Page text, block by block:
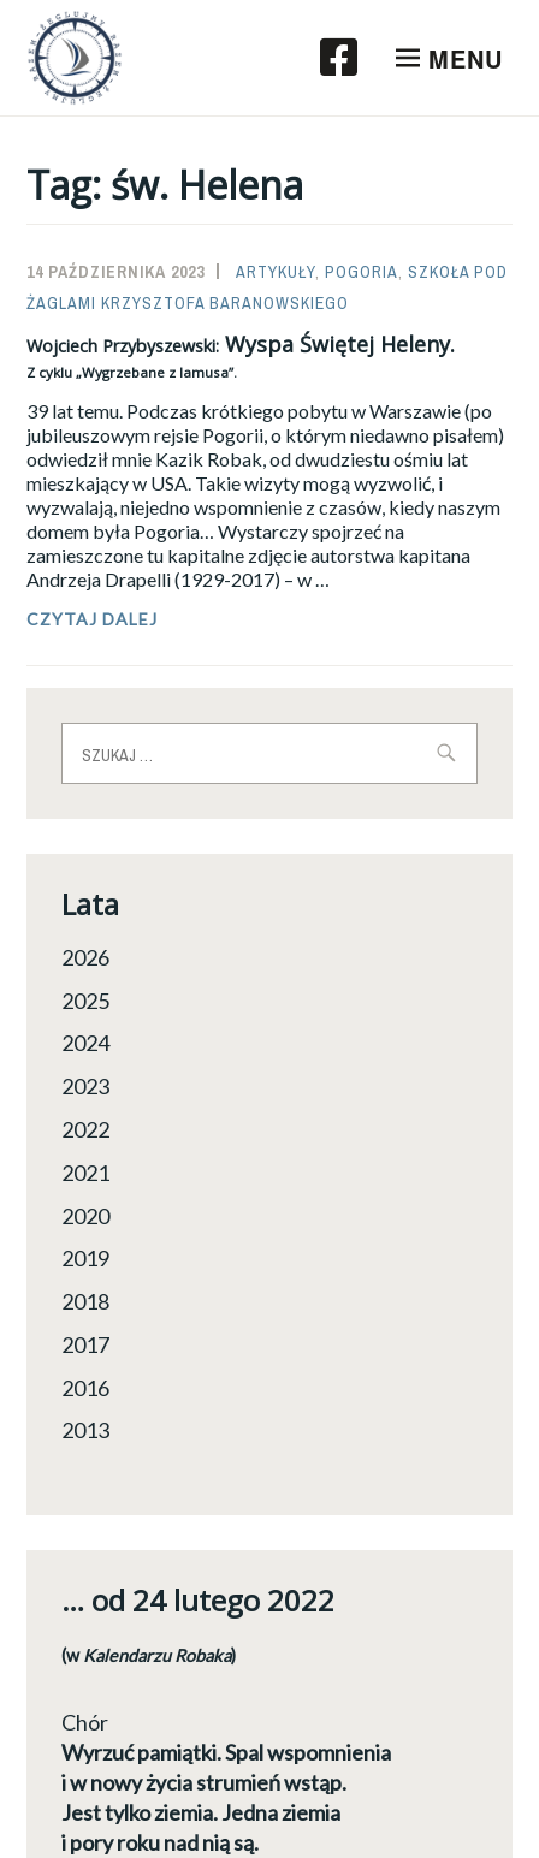
Przeskocz
treści
MENU
Tag: św. Helena
14 PAŹDZIERNIKA 2023
SAILOR-
ADMIN
ARTYKUŁY,POGORIA,SZKOŁA POD
ŻAGLAMI KRZYSZTOFA BARANOWSKIEGO
Wojciech Przybyszewski: Wyspa Świętej Heleny.
Z cyklu „Wygrzebane z lamusa”.
39 lat temu. Podczas krótkiego pobytu w Warszawie (po
jubileuszowym rejsie Pogorii, o którym niedawno pisałem)
odwiedził mnie Kazik Robak, od dwudziestu ośmiu lat
mieszkający w USA. Takie wizyty mogą wyzwolić, i
wyzwalają, niejedno wspomnienie z czasów, kiedy naszym
domem była Pogoria… Wystarczy spojrzeć na
zamieszczone tu kapitalne zdjęcie autorstwa kapitana
Andrzeja Drapelli (1929-2017) – w …
CZYTAJ DALEJ
Lata
2026
2025
2024
2023
2022
2021
2020
2019
2018
2017
2016
2013
… od 24 lutego 2022
(wKalendarzu Robaka)
Chór
Wyrzuć pamiątki. Spal wspomnienia
i w nowy życia strumień wstąp.
Jest tylko ziemia. Jedna ziemia
i pory roku nad nią są.